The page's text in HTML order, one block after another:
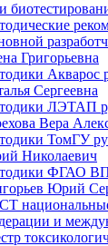
Григорьевна
Акварос
Сергеевна
ЛЭТАП
Вера
ТомГУ
Николаевич
ФГАО
Юрий
и